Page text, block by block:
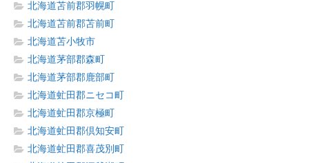
北海道苫前郡羽幌町
北海道苫前郡苫前町
北海道苫小牧市
北海道茅部郡森町
北海道茅部郡鹿部町
北海道虻田郡ニセコ町
北海道虻田郡京極町
北海道虻田郡倶知安町
北海道虻田郡喜茂別町